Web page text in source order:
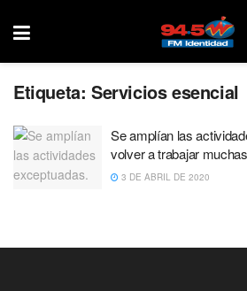
Etiqueta: Servicios esencial
Se amplían las
volver a trabajar
3 DE ABRIL DE 2020